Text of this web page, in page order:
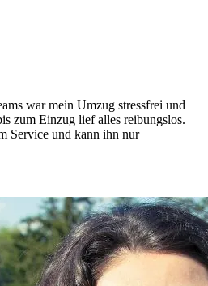
war mein Umzug stressfrei und
zum Einzug lief alles reibungslos.
Service und kann ihn nur